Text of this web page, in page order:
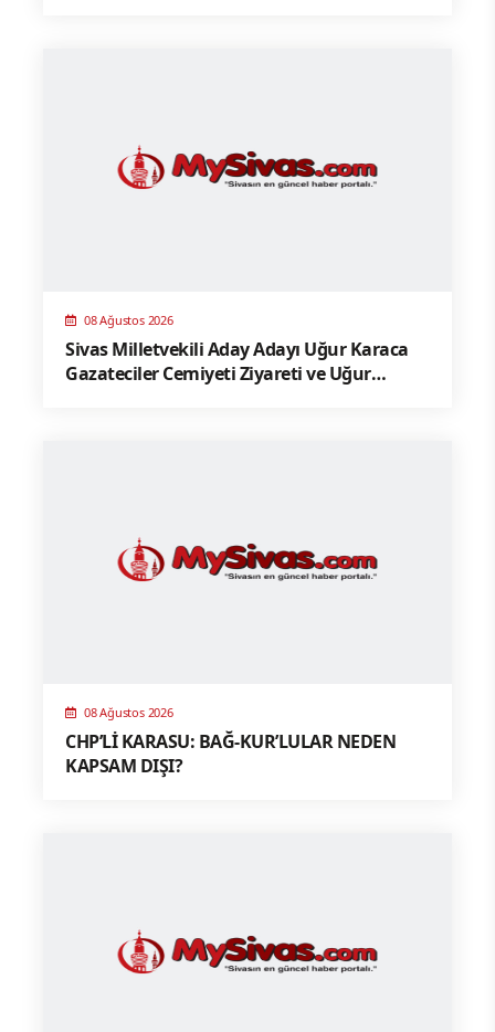
08 Ağustos 2026
Sivas Milletvekili Aday Adayı Uğur Karaca
Gazateciler Cemiyeti Ziyareti ve Uğur
08 Ağustos 2026
CHP’Lİ KARASU: BAĞ-KUR’LULAR NEDEN
KAPSAM DIŞI?